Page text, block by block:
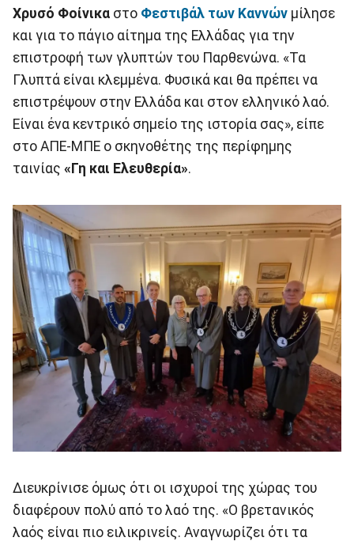
Χρυσό Φοίνικα στο Φεστιβάλ των Καννών μίλησε
και για το πάγιο αίτημα της Ελλάδας για την
επιστροφή των γλυπτών του Παρθενώνα. «Τα
Γλυπτά είναι κλεμμένα. Φυσικά και θα πρέπει να
επιστρέψουν στην Ελλάδα και στον ελληνικό λαό.
Είναι ένα κεντρικό σημείο της ιστορία σας», είπε
στο ΑΠΕ-ΜΠΕ ο σκηνοθέτης της περίφημης
ταινίας «Γη και Ελευθερία».
Διευκρίνισε όμως ότι οι ισχυροί της χώρας του
διαφέρουν πολύ από το λαό της. «Ο βρετανικός
λαός είναι πιο ειλικρινείς. Αναγνωρίζει ότι τα